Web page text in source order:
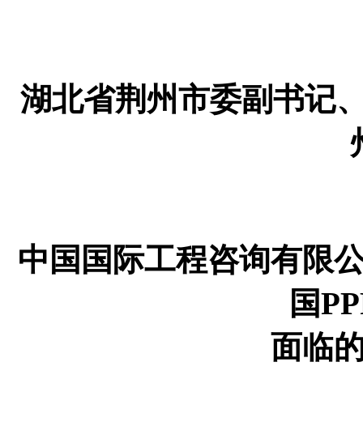
湖北省荆州市委副书记
中国国际工程咨询有限
国
面临